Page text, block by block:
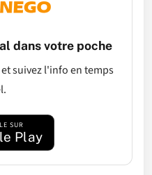
dans votre poche
suivez l'info en temps
SUR
Play